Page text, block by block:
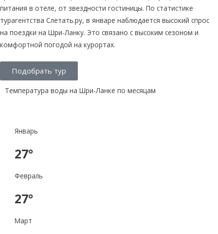
питания в отеле, от звездности гостиницы. По статистике
турагентства Слетать.ру, в январе наблюдается высокий спрос
на поездки на Шри-Ланку. Это связано с высоким сезоном и
комфортной погодой на курортах.
Подобрать тур
Температура воды на Шри-Ланке по месяцам
Январь
27°
Февраль
27°
Март